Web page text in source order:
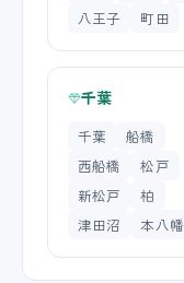
八王子
町田
千葉
千葉
船橋
西船橋
松戸
新松戸
柏
津田沼
本八幡